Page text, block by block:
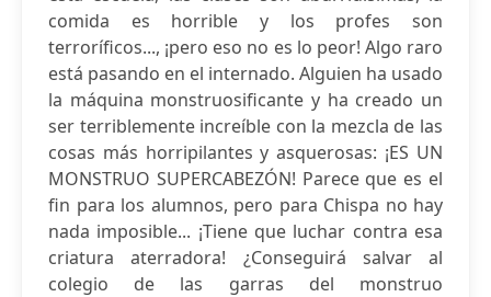
comida es horrible y los profes son
terroríficos..., ¡pero eso no es lo peor! Algo raro
está pasando en el internado. Alguien ha usado
la máquina monstruosificante y ha creado un
ser terriblemente increíble con la mezcla de las
cosas más horripilantes y asquerosas: ¡ES UN
MONSTRUO SUPERCABEZÓN! Parece que es el
fin para los alumnos, pero para Chispa no hay
nada imposible... ¡Tiene que luchar contra esa
criatura aterradora! ¿Conseguirá salvar al
colegio de las garras del monstruo